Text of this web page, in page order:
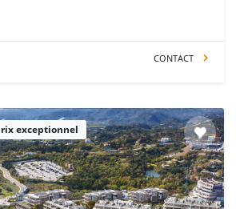
CONTACT
exceptionnel